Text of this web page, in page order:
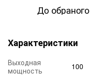
До обраного
Характеристики
Выходная
мощность
100